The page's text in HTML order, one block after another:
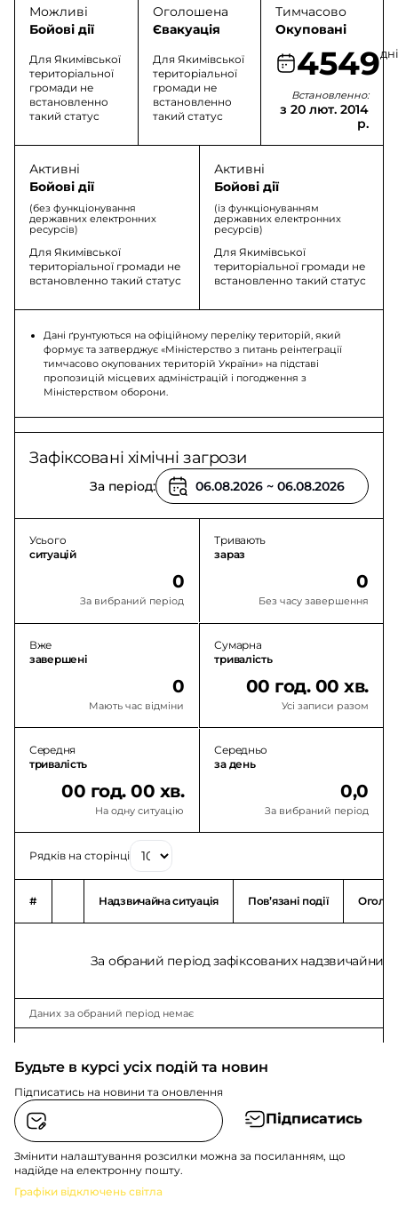
Можливі
Бойові дії
Для Якимівської
територіальної
громади не
встановленно
такий статус
Оголошена
Євакуація
Для Якимівської
територіальної
громади не
встановленно
такий статус
Тимчасово
Окуповані
4549
Встановленно:
з 20 лют. 2014
р.
Активні
Бойові дії
(без функціонування
державних електронних
ресурсів)
Для Якимівської
територіальної громади не
встановленно такий статус
Активні
Бойові дії
(із функціонуванням
державних електронних
ресурсів)
Для Якимівської
територіальної громади не
встановленно такий статус
Дані ґрунтуються на офіційному переліку територій, який
формує та затверджує «Міністерство з питань реінтеграції
тимчасово окупованих територій України» на підставі
пропозицій місцевих адміністрацій і погодження з
Міністерством оборони.
Зафіксовані хімічні загрози
За період:
Усього
ситуацій
0
За вибраний період
Тривають
зараз
0
Без часу завершення
Вже
завершені
0
Мають час відміни
Сумарна
тривалість
00 год. 00 хв.
Усі записи разом
Середня
тривалість
00 год. 00 хв.
На одну ситуацію
Середньо
за день
0,0
За вибраний період
Рядків на сторінці
# Надзвичайна ситуація Повʼязані події
За обраний період зафіксованих надзвичайних
Даних за обраний період немає
Будьте в курсі усіх подій та новин
Підписатись на новини та оновлення
Підписатись
Змінити налаштування розсилки можна за посиланням, що
надійде на електронну пошту.
Графіки відключень світла